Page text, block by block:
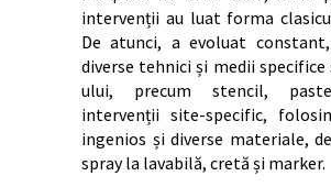
intervenții au luat forma
De atunci, a evoluat
diverse tehnici și medii
ului, precum stencil,
intervenții site-specific,
ingenios și diverse materiale,
spray la lavabilă, cretă și marker.